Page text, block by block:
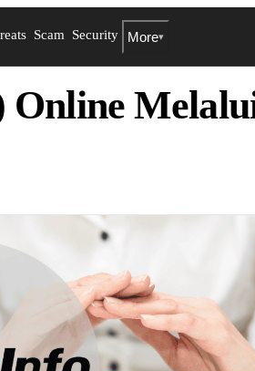
Scam Security More▾
Online